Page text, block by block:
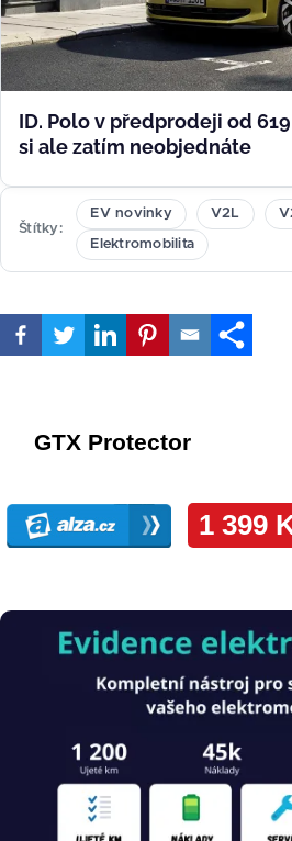
ID. Polo v předprodeji od
si ale zatím neobjednáte
Štítky
EV novinky V2L
Elektromobilita
Obrázek